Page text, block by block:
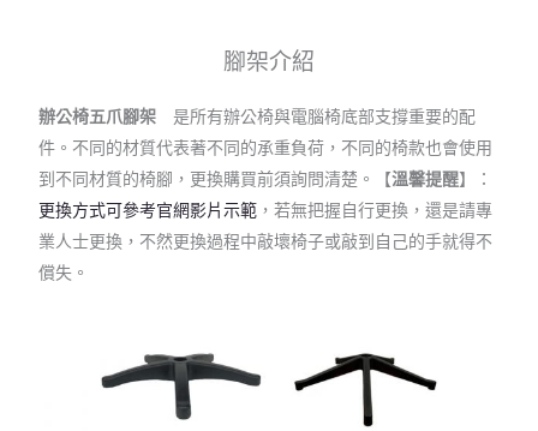
腳架介紹
辦公椅五爪腳架是所有辦公椅與電腦椅底部支撐重要的配
件。不同的材質代表著不同的承重負荷，不同的椅款也會使用
到不同材質的椅腳，更換購買前須詢問清楚。【溫馨提醒】：
更換方式可參考官網影片示範，若無把握自行更換，還是請專
業人士更換，不然更換過程中敲壞椅子或敲到自己的手就得不
償失。